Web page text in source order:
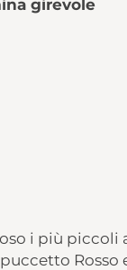
girevole
i più piccoli
Rosso